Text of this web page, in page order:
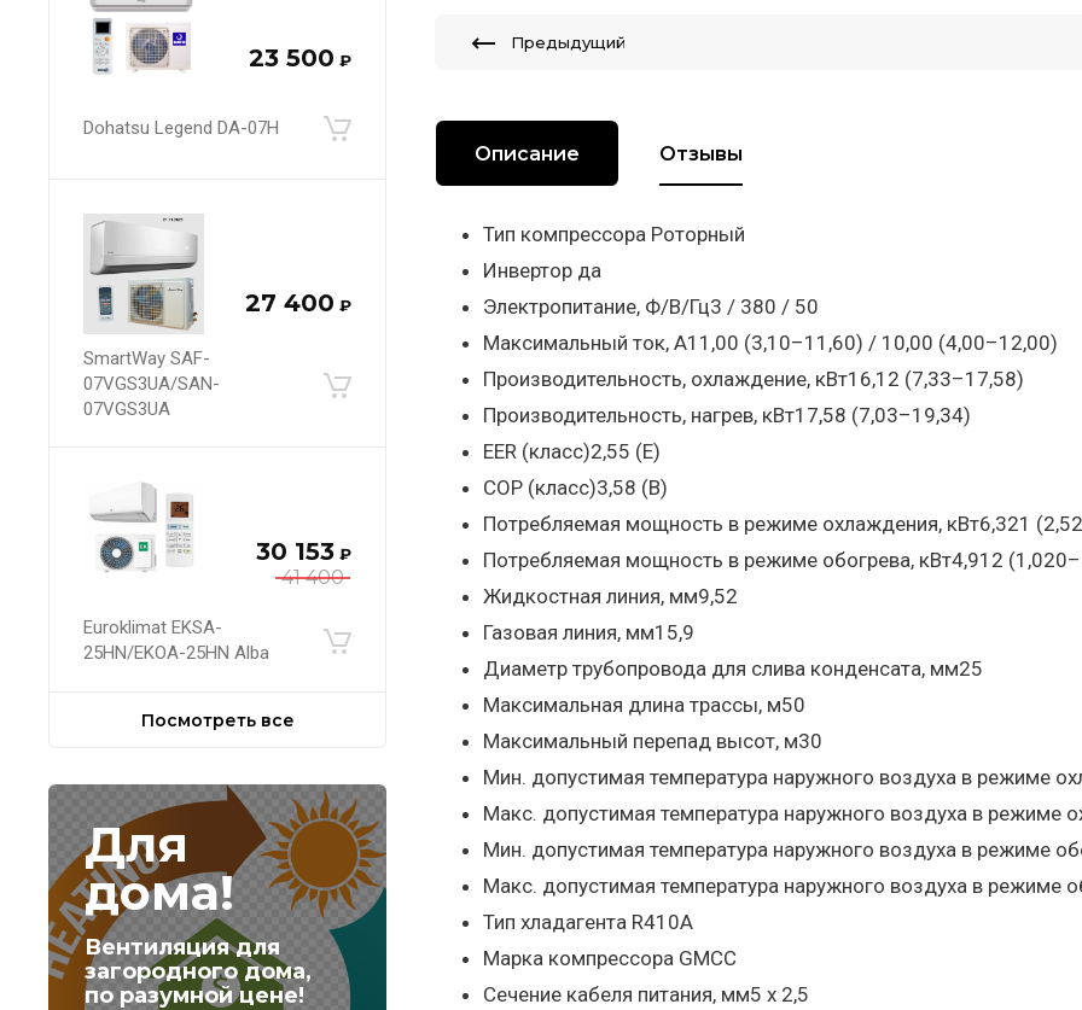
23 500 ₽
Dohatsu Legend DA-07H
27 400 ₽
SmartWay SAF-
07VGS3UA/SAN-
07VGS3UA
41 400
30 153 ₽
Euroklimat EKSA-
25HN/EKOA-25HN Alba
Посмотреть все
Для
дома!
Вентиляция для
загородного дома,
по разумной цене!
Предыдущий
Описание Отзывы
Тип компрессора Роторный
Инвертор да
Электропитание, Ф/В/Гц3 / 380 / 50
Максимальный ток, А11,00 (3,10–11,60) / 10,00 (4,00–12,00)
Производительность, охлаждение, кВт16,12 (7,33–17,58)
Производительность, нагрев, кВт17,58 (7,03–19,34)
EER (класс)2,55 (E)
COP (класс)3,58 (B)
Потребляемая мощность в режиме охлаждения, кВт6,321
Потребляемая мощность в режиме обогрева, кВт4,912
Жидкостная линия, мм9,52
Газовая линия, мм15,9
Диаметр трубопровода для слива конденсата, мм25
Максимальная длина трассы, м50
Максимальный перепад высот, м30
Мин. допустимая температура наружного воздуха в режиме
Макс. допустимая температура наружного воздуха в режиме
Мин. допустимая температура наружного воздуха в режиме
Макс. допустимая температура наружного воздуха в режиме
Тип хладагента R410A
Марка компрессора GMCC
Сечение кабеля питания, мм5 х 2,5